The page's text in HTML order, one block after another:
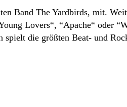
Band The Yardbirds, mit.
Lovers“, “Apache“ oder
die größten Beat- und